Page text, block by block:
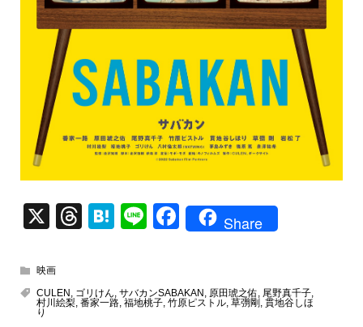
X
T
a
H
n
Li
F
e
Share
映画
CULEN , ゴリけん, サバカンSABAKAN , 原田琥之佑, 尾野真千子,
村川絵梨, 番家一路, 福地桃子, 竹原ピストル, 草彅剛 , 貫地谷しほ
り